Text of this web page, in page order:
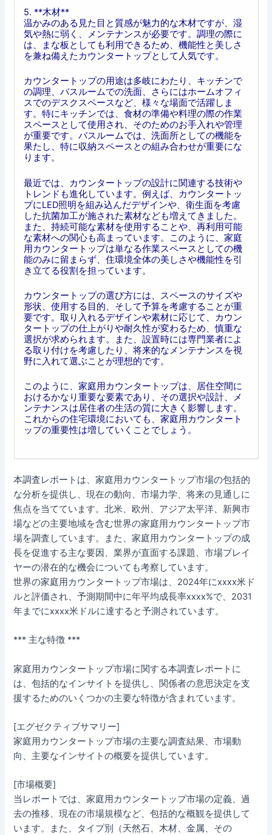
5. **木材**
温かみのある見た目と質感が魅力的な木材ですが、湿
気や熱に弱く、メンテナンスが必要です。調理の際に
は、まな板としても利用できるため、機能性と美しさ
を兼ね備えたカウンタートップとして人気です。
カウンタートップの用途は多岐にわたり、キッチンで
の調理、バスルームでの洗面、さらにはホームオフィ
スでのデスクスペースなど、様々な場面で活躍しま
す。特にキッチンでは、食材の準備や料理の際の作業
スペースとして使用され、そのためのお手入れや管理
が重要です。バスルームでは、洗面所としての機能を
果たし、特に収納スペースとの組み合わせが重要にな
ります。
最近では、カウンタートップの設計に関連する技術や
トレンドも進化しています。例えば、カウンタートッ
プにLED照明を組み込んだデザインや、衛生面を考慮
した抗菌加工が施された素材なども増えてきました。
また、持続可能な素材を使用することや、再利用可能
な素材への関心も高まっています。このように、家庭
用カウンタートップは単なる作業スペースとしての機
能のみに留まらず、住環境全体の美しさや機能性を引
き立てる役割を担っています。
カウンタートップの選び方には、スペースのサイズや
形状、使用する目的、そして予算を考慮することが重
要です。取り入れるデザインや素材に応じて、カウン
タートップの仕上がりや耐久性が変わるため、慎重な
選択が求められます。また、設置時には専門業者によ
る取り付けを考慮したり、将来的なメンテナンスを視
野に入れて選ぶことが理想的です。
このように、家庭用カウンタートップは、居住空間に
おけるかなり重要な要素であり、その選択や設計、メ
ンテナンスは居住者の生活の質に大きく影響します。
これからの住宅環境においても、家庭用カウンタート
ップの重要性は増していくことでしょう。
本調査レポートは、家庭用カウンタートップ市場の包括的
な分析を提供し、現在の動向、市場力学、将来の見通しに
焦点を当てています。北米、欧州、アジア太平洋、新興市
場などの主要地域を含む世界の家庭用カウンタートップ市
場を調査しています。また、家庭用カウンタートップの成
長を促進する主な要因、業界が直面する課題、市場プレイ
ヤーの潜在的な機会についても考察しています。
世界の家庭用カウンタートップ市場は、2024年にxxxx米ド
ルと評価され、予測期間中に年平均成長率xxxx%で、2031
年までにxxxx米ドルに達すると予測されています。
*** 主な特徴 ***
家庭用カウンタートップ市場に関する本調査レポートに
は、包括的なインサイトを提供し、関係者の意思決定を支
援するためのいくつかの主要な特徴が含まれています。
[エグゼクティブサマリー]
家庭用カウンタートップ市場の主要な調査結果、市場動
向、主要なインサイトの概要を提供しています。
[市場概要]
当レポートでは、家庭用カウンタートップ市場の定義、過
去の推移、現在の市場規模など、包括的な概観を提供して
います。また、タイプ別（天然石、木材、金属、その